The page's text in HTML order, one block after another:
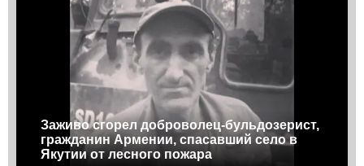
Заживо сгорел доброволец-бульдозерист,
гражданин Армении, спасавший село в
Якутии от лесного пожара